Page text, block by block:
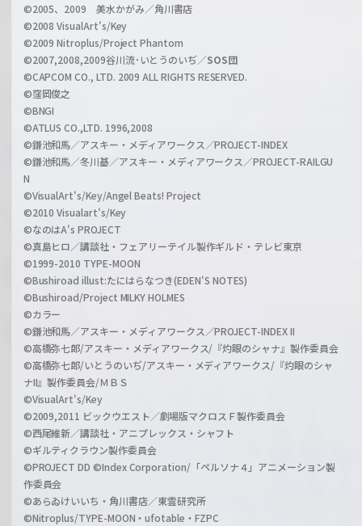
n
l
©2005、2009 美水かがみ／角川書店
©2008 VisualArt's/Key
©2009 Nitroplus/Project Phantom
©2007,2008,2009谷川流･いとうのいぢ／SOS団
©CAPCOM CO., LTD. 2009 ALL RIGHTS RESERVED.
©窪岡俊之
©BNGI
©ATLUS CO.,LTD. 1996,2008
©鎌池和馬／アスキー・メディアワークス／PROJECT-INDEX
©鎌池和馬／冬川基／アスキー・メディアワークス／PROJECT-RAILGU
N
©VisualArt's/Key/Angel Beats! Project
©2010 Visualart's/Key
©なのはA's PROJECT
©真島ヒロ／講談社・フェアリーテイル製作ギルド・テレビ東京
©1999-2010 TYPE-MOON
©Bushiroad illust:たにはらなつき(EDEN'S NOTES)
©Bushiroad/Project MILKY HOLMES
©カラー
©鎌池和馬／アスキー・メディアワークス／PROJECT-INDEX II
©高橋弥七郎/アスキー・メディアワークス/『灼眼のシャナ』製作委員会
©高橋弥七郎/いとうのいぢ/アスキー・メディアワークス/『灼眼のシャ
ナII』製作委員会/ＭＢＳ
©VisualArt's/Key
©2009,2011 ビックウエスト／劇場版マクロスＦ製作委員会
©西尾維新／講談社・アニプレックス・シャフト
©ギルティクラウン製作委員会
©PROJECT DD ©Index Corporation/「ペルソナ４」アニメーション製
作委員会
©あらゐけいいち・角川書店／東雲研究所
©Nitroplus/TYPE-MOON・ufotable・FZPC